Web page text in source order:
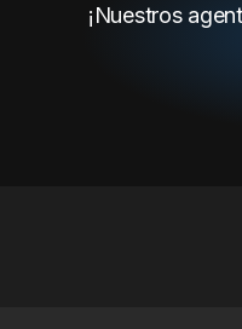
¡Nuestros